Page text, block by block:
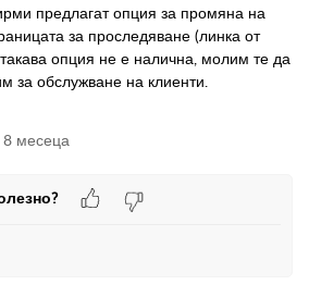
предлагат опция за промяна на
за проследяване (линка от
опция не е налична, молим те да
за обслужване на клиенти.
месеца